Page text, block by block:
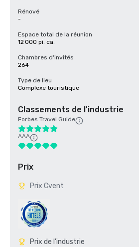
Rénové
-
Espace total de la réunion
12 000 pi. ca.
Chambres d'invités
264
Type de lieu
Complexe touristique
Classements de l'industrie
Forbes Travel Guide
AAA
Prix
Prix Cvent
Prix de l'industrie